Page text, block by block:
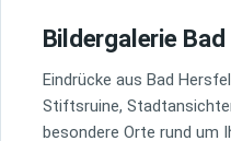
Bildergalerie
Eindrücke aus Bad
Stiftsruine,
besondere Orte rund um